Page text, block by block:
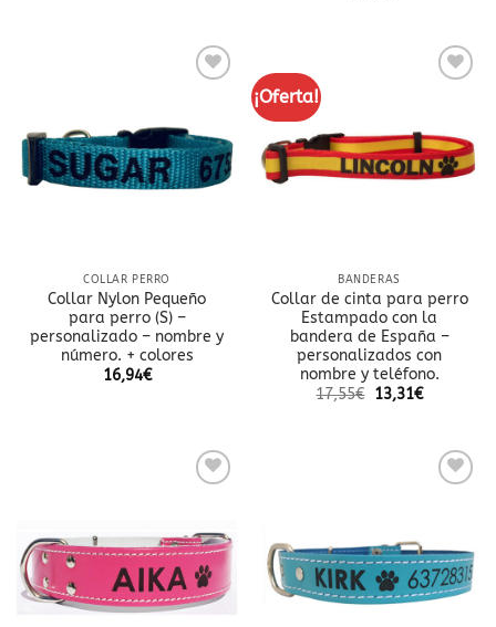
de
deseos
COLLAR PERRO
Collar Nylon Pequeño
para perro (S) –
personalizado – nombre y
número. + colores
16,94€
¡Oferta!
de
deseos
BANDERAS
Collar de cinta para perro
Estampado con la
bandera de España –
personalizados con
nombre y teléfono.
17,55€ 13,31€
lista
de
deseos
de
deseos